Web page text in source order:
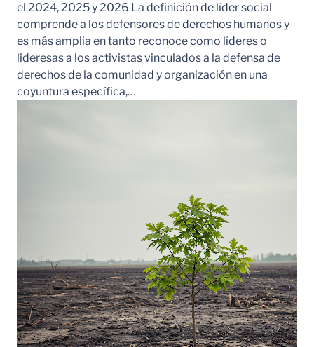
el 2024, 2025 y 2026 La definición de líder social
comprende a los defensores de derechos humanos y
es más amplia en tanto reconoce como líderes o
lideresas a los activistas vinculados a la defensa de
derechos de la comunidad y organización en una
coyuntura específica,…